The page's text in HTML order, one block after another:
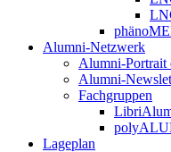
Alumni-Netzwerk
Alumni-Portrait
Alumni-
Fachgruppen
Lageplan